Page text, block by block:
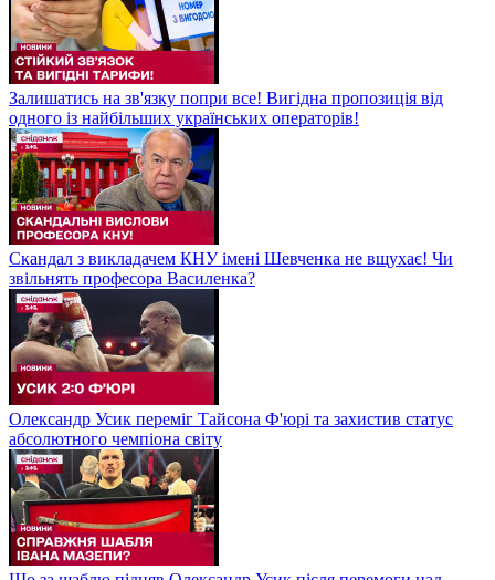
Залишатись на зв'язку попри все! Вигідна пропозиція від
одного із найбільших українських операторів!
Скандал з викладачем КНУ імені Шевченка не вщухає! Чи
звільнять професора Василенка?
Олександр Усик переміг Тайсона Ф'юрі та захистив статус
абсолютного чемпіона світу